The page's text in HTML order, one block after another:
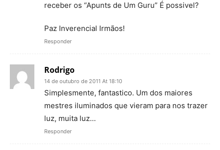
receber os “Apunts de Um Guru” É possivel?
Paz Inverencial Irmãos!
Responder
Rodrigo
14 de outubro de 2011 At 18:10
Simplesmente, fantastico. Um dos maiores
mestres iluminados que vieram para nos trazer
luz, muita luz…
Responder